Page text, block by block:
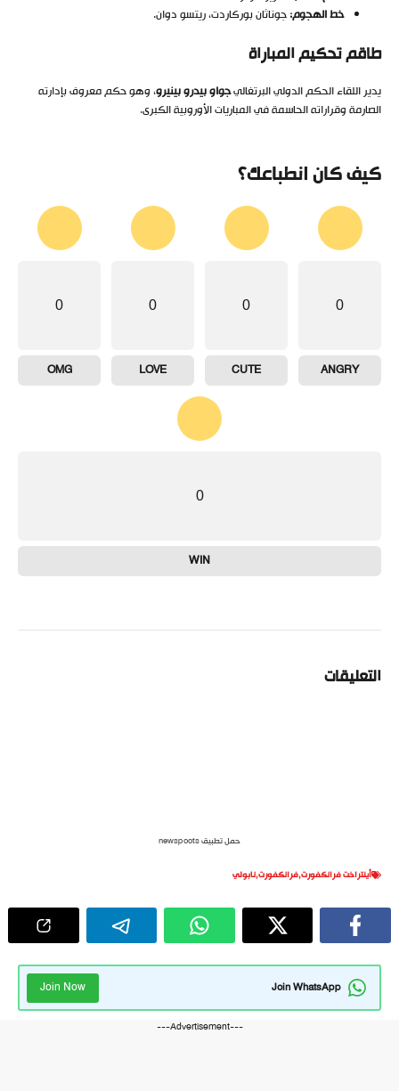
خط الهجوم:جوناثان بوركاردت، ريتسو دوان.
طاقم تحكيم المباراة
يدير اللقاء الحكم الدولي البرتغاليجواو بيدرو بينيرو، وهو حكم معروف بإدارته
الصارمة وقراراته الحاسمة في المباريات الأوروبية الكبرى.
كيف كان انطباعك؟
0
ANGRY
0
CUTE
0
LOVE
0
OMG
0
WIN
التعليقات
حمل تطبيق newspoots
أينتراخت فرانكفورت,فرانكفورت,نابولي
Join WhatsApp
Join Now
---Advertisement---